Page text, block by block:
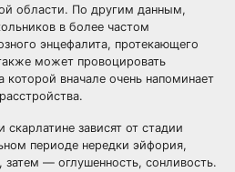
области. По другим данным,
в более частом
энцефалита, протекающего
может провоцировать
вначале очень напоминает
зависят от стадии
периоде нередки эйфория,
затем — оглушенность, сонливость.